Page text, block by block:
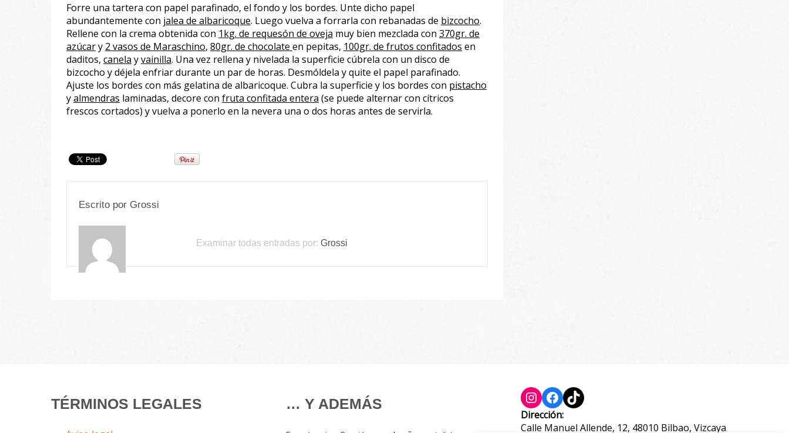
Forre una tartera con papel parafinado, el fondo y los bordes. Unte dicho papel
abundantemente con jalea de albaricoque. Luego vuelva a forrarla con rebanadas de bizcocho.
Rellene con la crema obtenida con 1kg. de requesón de oveja muy bien mezclada con 370gr. de
azúcary 2 vasos de Maraschino, 80gr. de chocolate en pepitas, 100gr. de frutos confitados en
daditos, canela yvainilla. Una vez rellena y nivelada la superficie cúbrela con un disco de
bizcocho y déjela enfriar durante un par de horas. Desmóldela y quite el papel parafinado.
Ajuste los bordes con más gelatina de albaricoque. Cubra la superficie y los bordes con pistacho
yalmendras laminadas, decore con fruta confitada entera (se puede alternar con cítricos
frescos cortados) y vuelva a ponerlo en la nevera una o dos horas antes de servirla.
Escrito por Grossi
Examinar todas entradas por: Grossi
TÉRMINOS LEGALES … Y ADEMÁS Instagram
Facebook
TikTok
Dirección:
Calle Manuel Allende, 12, 48010 Bilbao, Vizcaya